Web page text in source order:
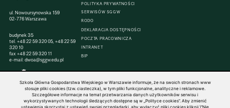
ul. Nowoursynowska 159
02-776 Warszawa
budynek 35
tel.+48 22 59 320 05,+48 22 59
320 10
fax +48 22 59 320 11
e-mail:dwoa@sggw.edu.pl
POLITYKA PRYWATNOŚCI
SERWISÓW SGGW
RODO
DEKLARACJA DOSTĘPNOŚCI
POCZTA PRACOWNICZA
INTRANET
BIP
© 1816–2026 SGGW — ALL RIGHTS RESERVED
Szkoła Główna Gospodarstwa Wiejskiego w Warszawie informuje, że na swoich stronach www
stosuje pliki cookies (tzw. ciasteczka), w tym pliki funkcjonalne, analityczne i reklamowe.
Szczegółowe informacje na temat przetwarzania danych użytkowników serwisu i
wykorzystywanych technologii śledzących dostępne są w „Polityce cookies”. Aby zmienić
ustawienia skorzystaj z ustawień swojej przeglądarki, aby wyłączyć pliki cookies kliknij \"Nie